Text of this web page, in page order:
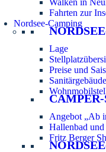
Walken in
Fahrten zur
Nordsee-Camping
Lage
Preise und
Sanitärgebäude
Angebot „Ab
Hallenbad
Fritz Berger